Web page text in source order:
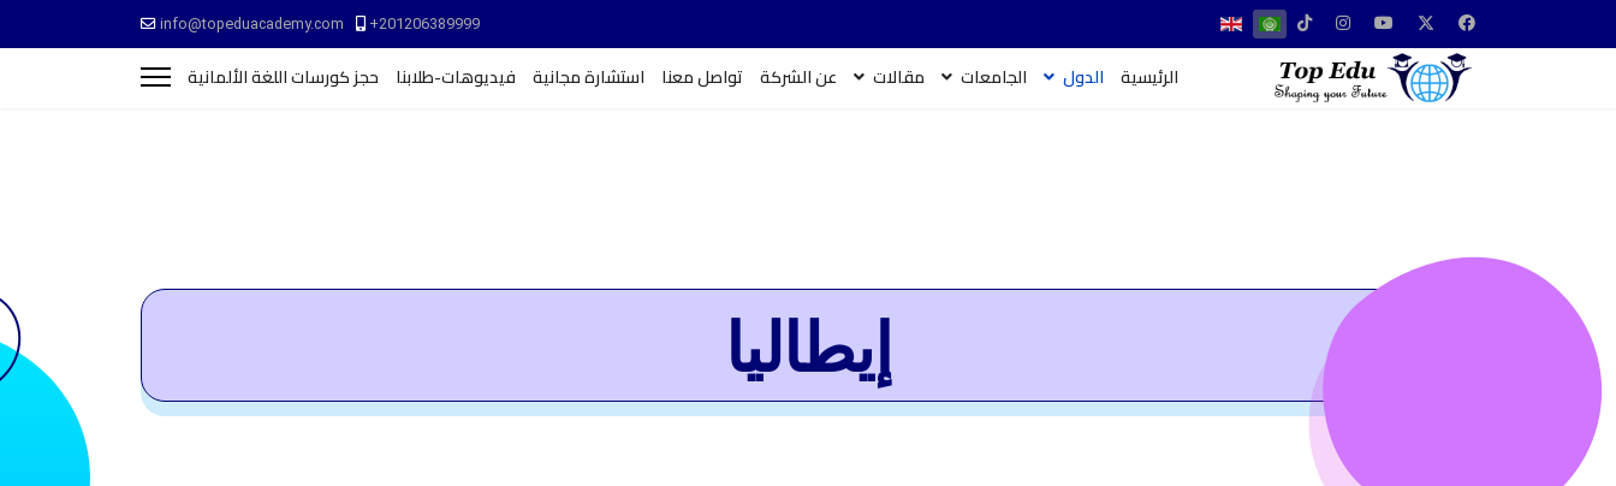
+201206389999
info@topeduacademy.com
الرئيسية الدول الجامعات مقالات عن الشركة تواصل معنا استشارة مجانية فيديوهات-طلابنا حجز كورسات اللغة الألمانية
إيطاليا